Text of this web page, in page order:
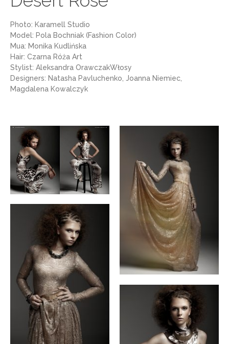
Photo: Karamell Studio
Model: Pola Bochniak (Fashion Color)
Mua: Monika Kudlińska
Hair: Czarna Róża Art
Stylist: Aleksandra OrawczakWłosy
Designers: Natasha Pavluchenko, Joanna Niemiec,
Magdalena Kowalczyk